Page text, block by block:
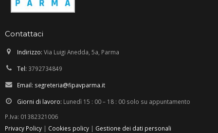
Contattaci
Indirizzo: Via Luigi Anedda, 5a, Parma
Tel: 3792734849
Email: segreteria@fipavparma.it
Giorni di lavoro: Lunedì 15 : 00 – 18 : 00 solo su appuntamento
P.Iva: 01382321006
Privacy Policy | Cookies policy | Gestione dei dati personali